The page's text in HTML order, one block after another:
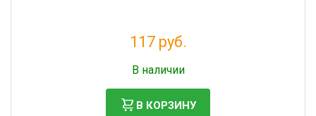
117 руб.
В наличии
В КОРЗИНУ